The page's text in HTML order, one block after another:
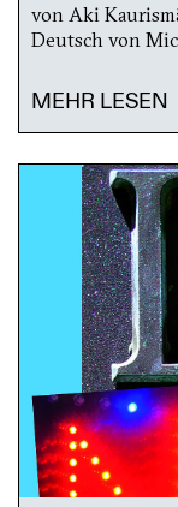
von Aki
Deutsch von
MEHR LESEN